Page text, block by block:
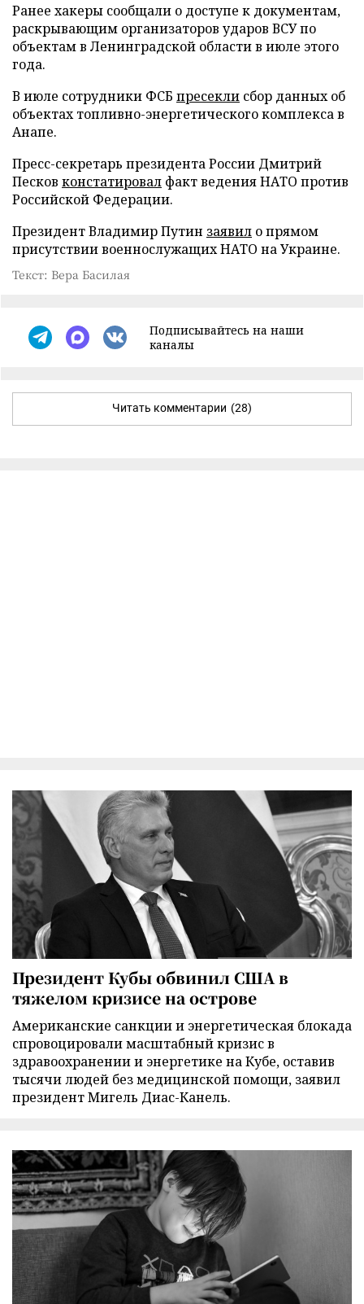
Ранее хакеры сообщали о доступе к документам,
раскрывающим организаторов ударов ВСУ по
объектам в Ленинградской области в июле этого
года.
В июле сотрудники ФСБ пресекли сбор данных об
объектах топливно-энергетического комплекса в
Анапе.
Пресс-секретарь президента России Дмитрий
Песков констатировал факт ведения НАТО против
Российской Федерации.
Президент Владимир Путин заявил о прямом
присутствии военнослужащих НАТО на Украине.
Текст: Вера Басилая
Подписывайтесь на наши
каналы
Читать комментарии (28)
Президент Кубы обвинил США в
тяжелом кризисе на острове
Американские санкции и энергетическая блокада
спровоцировали масштабный кризис в
здравоохранении и энергетике на Кубе, оставив
тысячи людей без медицинской помощи, заявил
президент Мигель Диас-Канель.